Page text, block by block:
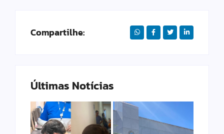
Compartilhe:
Últimas Notícias